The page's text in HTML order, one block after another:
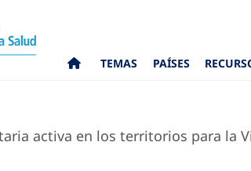
TEMAS PAÍSES
activa en los territorios para la